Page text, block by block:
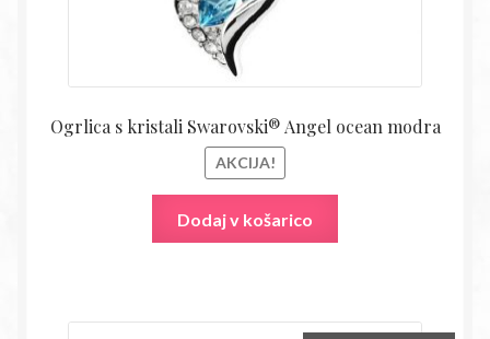
Ogrlica s kristali Swarovski® Angel ocean modra
AKCIJA!
Dodaj v košarico